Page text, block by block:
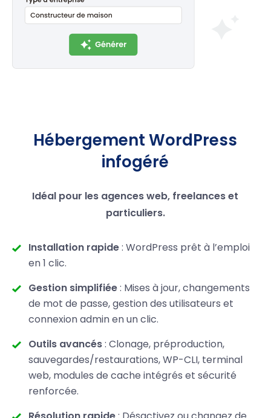
Hébergement WordPress
infogéré
Idéal pour les agences web, freelances et
particuliers.
Installation rapide: WordPress prêt à l’emploi
en 1 clic.
Gestion simplifiée: Mises à jour, changements
de mot de passe, gestion des utilisateurs et
connexion admin en un clic.
Outils avancés: Clonage, préproduction,
sauvegardes/restaurations, WP-CLI, terminal
web, modules de cache intégrés et sécurité
renforcée.